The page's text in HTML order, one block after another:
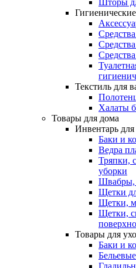
Шторы
Текстиль для
Халаты
Товары для дома
Инвентарь
Баки и
Ведра
Тряпки,
уборки
Швабры,
Щетки
Щетки,
Щетки,
Товары для
Баки и